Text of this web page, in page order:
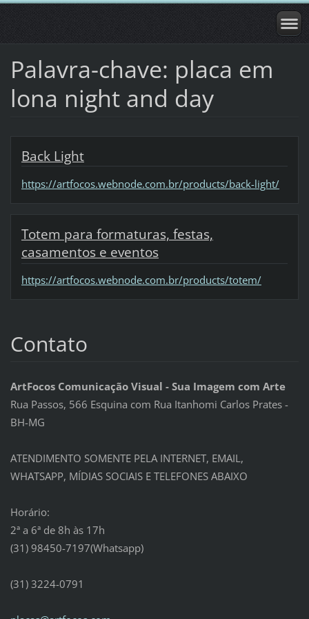
Palavra-chave: placa em
lona night and day
Back Light
https://artfocos.webnode.com.br/products/back-light/
Totem para formaturas, festas,
casamentos e eventos
https://artfocos.webnode.com.br/products/totem/
Contato
ArtFocos Comunicação Visual - Sua Imagem com Arte
Rua Passos, 566 Esquina com Rua Itanhomi Carlos Prates -
BH-MG
ATENDIMENTO SOMENTE PELA INTERNET, EMAIL,
WHATSAPP, MÍDIAS SOCIAIS E TELEFONES ABAIXO
Horário:
2ª a 6ª de 8h às 17h
(31) 98450-7197(Whatsapp)
(31) 3224-0791